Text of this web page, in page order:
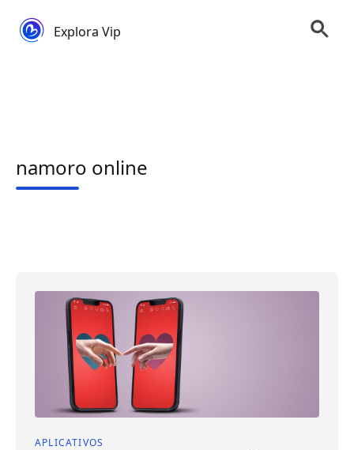
Explora Vip
namoro online
APLICATIVOS